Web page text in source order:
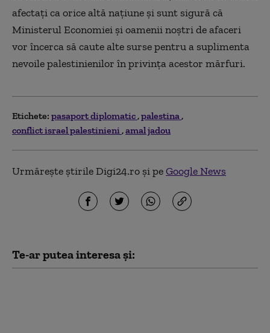
afectați ca orice altă națiune și sunt sigură că
Ministerul Economiei și oamenii noștri de afaceri
vor încerca să caute alte surse pentru a suplimenta
nevoile palestinienilor în privinţa acestor mărfuri.
Etichete: pasaport diplomatic palestina
conflict israel palestinieni amal jadou
Urmărește știrile Digi24.ro și peGoogle News
Te-ar putea interesa și: